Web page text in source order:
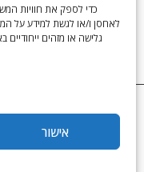
לאחסן ו/או לגשת למידע על
גלישה או מזהים
אישור